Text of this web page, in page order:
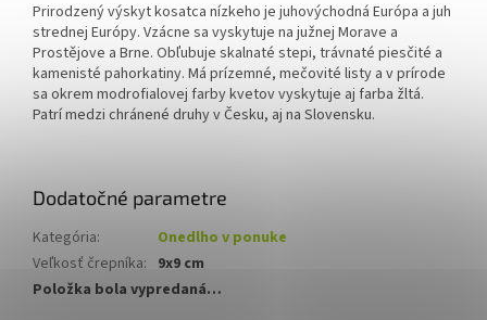
Prirodzený výskyt kosatca nízkeho je juhovýchodná Európa a juh
strednej Európy. Vzácne sa vyskytuje na južnej Morave a
Prostějove a Brne. Obľubuje skalnaté stepi, trávnaté piesčité a
kamenisté pahorkatiny. Má prízemné, mečovité listy a v prírode
sa okrem modrofialovej farby kvetov vyskytuje aj farba žltá.
Patrí medzi chránené druhy v Česku, aj na Slovensku.
Dodatočné parametre
Kategória:
Onedlho v ponuke
Veľkosť črepníka: 9x9 cm
Položka bola vypredaná…